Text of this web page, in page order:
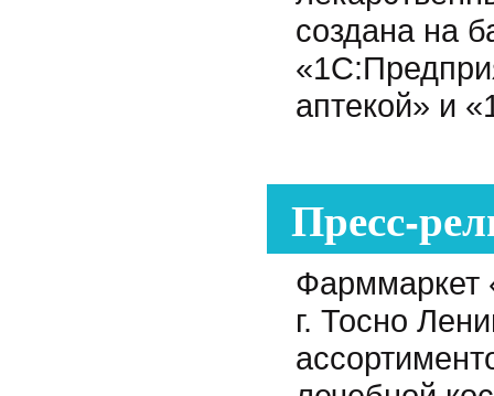
создана на
аптекой» и
Пресс-
Фарммаркет
г. Тосно